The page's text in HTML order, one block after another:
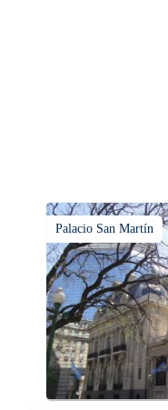
Palacio San Martín